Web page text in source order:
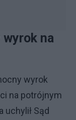
na
wyrok
na potrójnym
uchylił Sąd